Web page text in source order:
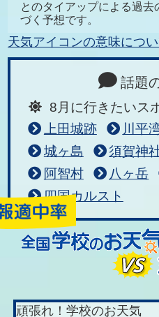
とのタイアップによる過
づく予想です。
天気アイコンの意味につ
話題
8月に行きたいス
上田城跡
川平
城ヶ島
須賀神
阿智村
八ヶ岳
四国カルスト
頑張れ！学校のお天気